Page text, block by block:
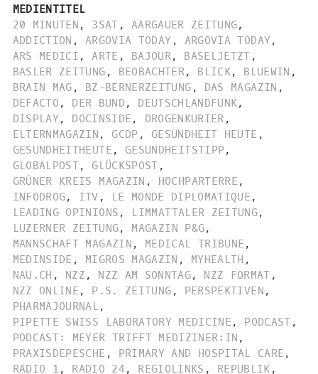
MEDIENTITEL
20 MINUTEN , 3SAT , AARGAUER ZEITUNG,
ADDICTION , ARGOVIA TODAY , ARGOVIA TODAY,
ARS MEDICI , ARTE , BAJOUR, BASELJETZT ,
BASLER ZEITUNG , BEOBACHTER, BLICK, BLUEWIN ,
BRAIN MAG , BZ-BERNERZEITUNG , DAS MAGAZIN ,
DEFACTO , DER BUND , DEUTSCHLANDFUNK,
DISPLAY, DOCINSIDE , DROGENKURIER ,
ELTERNMAGAZIN , GCDP , GESUNDHEIT HEUTE ,
GESUNDHEITHEUTE , GESUNDHEITSTIPP,
GLOBALPOST, GLÜCKSPOST ,
GRÜNER KREIS MAGAZIN , HOCHPARTERRE ,
INFODROG, ITV , LE MONDE DIPLOMATIQUE ,
LEADING OPINIONS , LIMMATTALER ZEITUNG,
LUZERNER ZEITUNG, MAGAZIN P&G,
MANNSCHAFT MAGAZIN , MEDICAL TRIBUNE ,
MEDINSIDE , MIGROS MAGAZIN , MYHEALTH ,
NAU.CH , NZZ , NZZ AM SONNTAG, NZZ FORMAT ,
NZZ ONLINE , P.S. ZEITUNG , PERSPEKTIVEN ,
PHARMAJOURNAL ,
PIPETTE SWISS LABORATORY MEDICINE , PODCAST ,
PODCAST: MEYER TRIFFT MEDIZINER:IN ,
PRAXISDEPESCHE , PRIMARY AND HOSPITAL CARE ,
RADIO 1 , RADIO 24, REGIOLINKS , REPUBLIK ,